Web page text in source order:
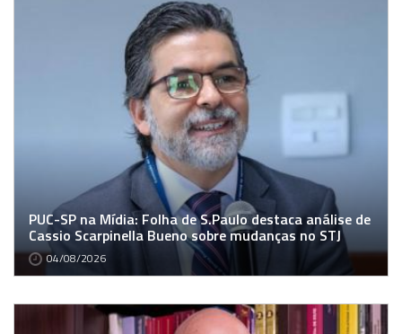
PUC-SP na Mídia: Folha de S.Paulo destaca análise de
Cassio Scarpinella Bueno sobre mudanças no STJ
04/08/2026